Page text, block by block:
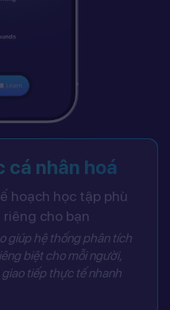
cá nhân hoá
hoạch học tập phù
cho bạn
giúp hệ thống phân tích
biệt cho mỗi người,
tiếp thực tế nhanh